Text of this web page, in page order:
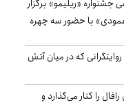
جشنواره «ریلیمو» برگزار
با حضور سه چهره
روایتگرانی که در میان آتش
را کنار می‌گذارد و